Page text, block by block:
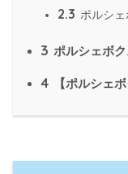
2.3 ポルシ
3 ポルシェボ
4 【ポルシェ